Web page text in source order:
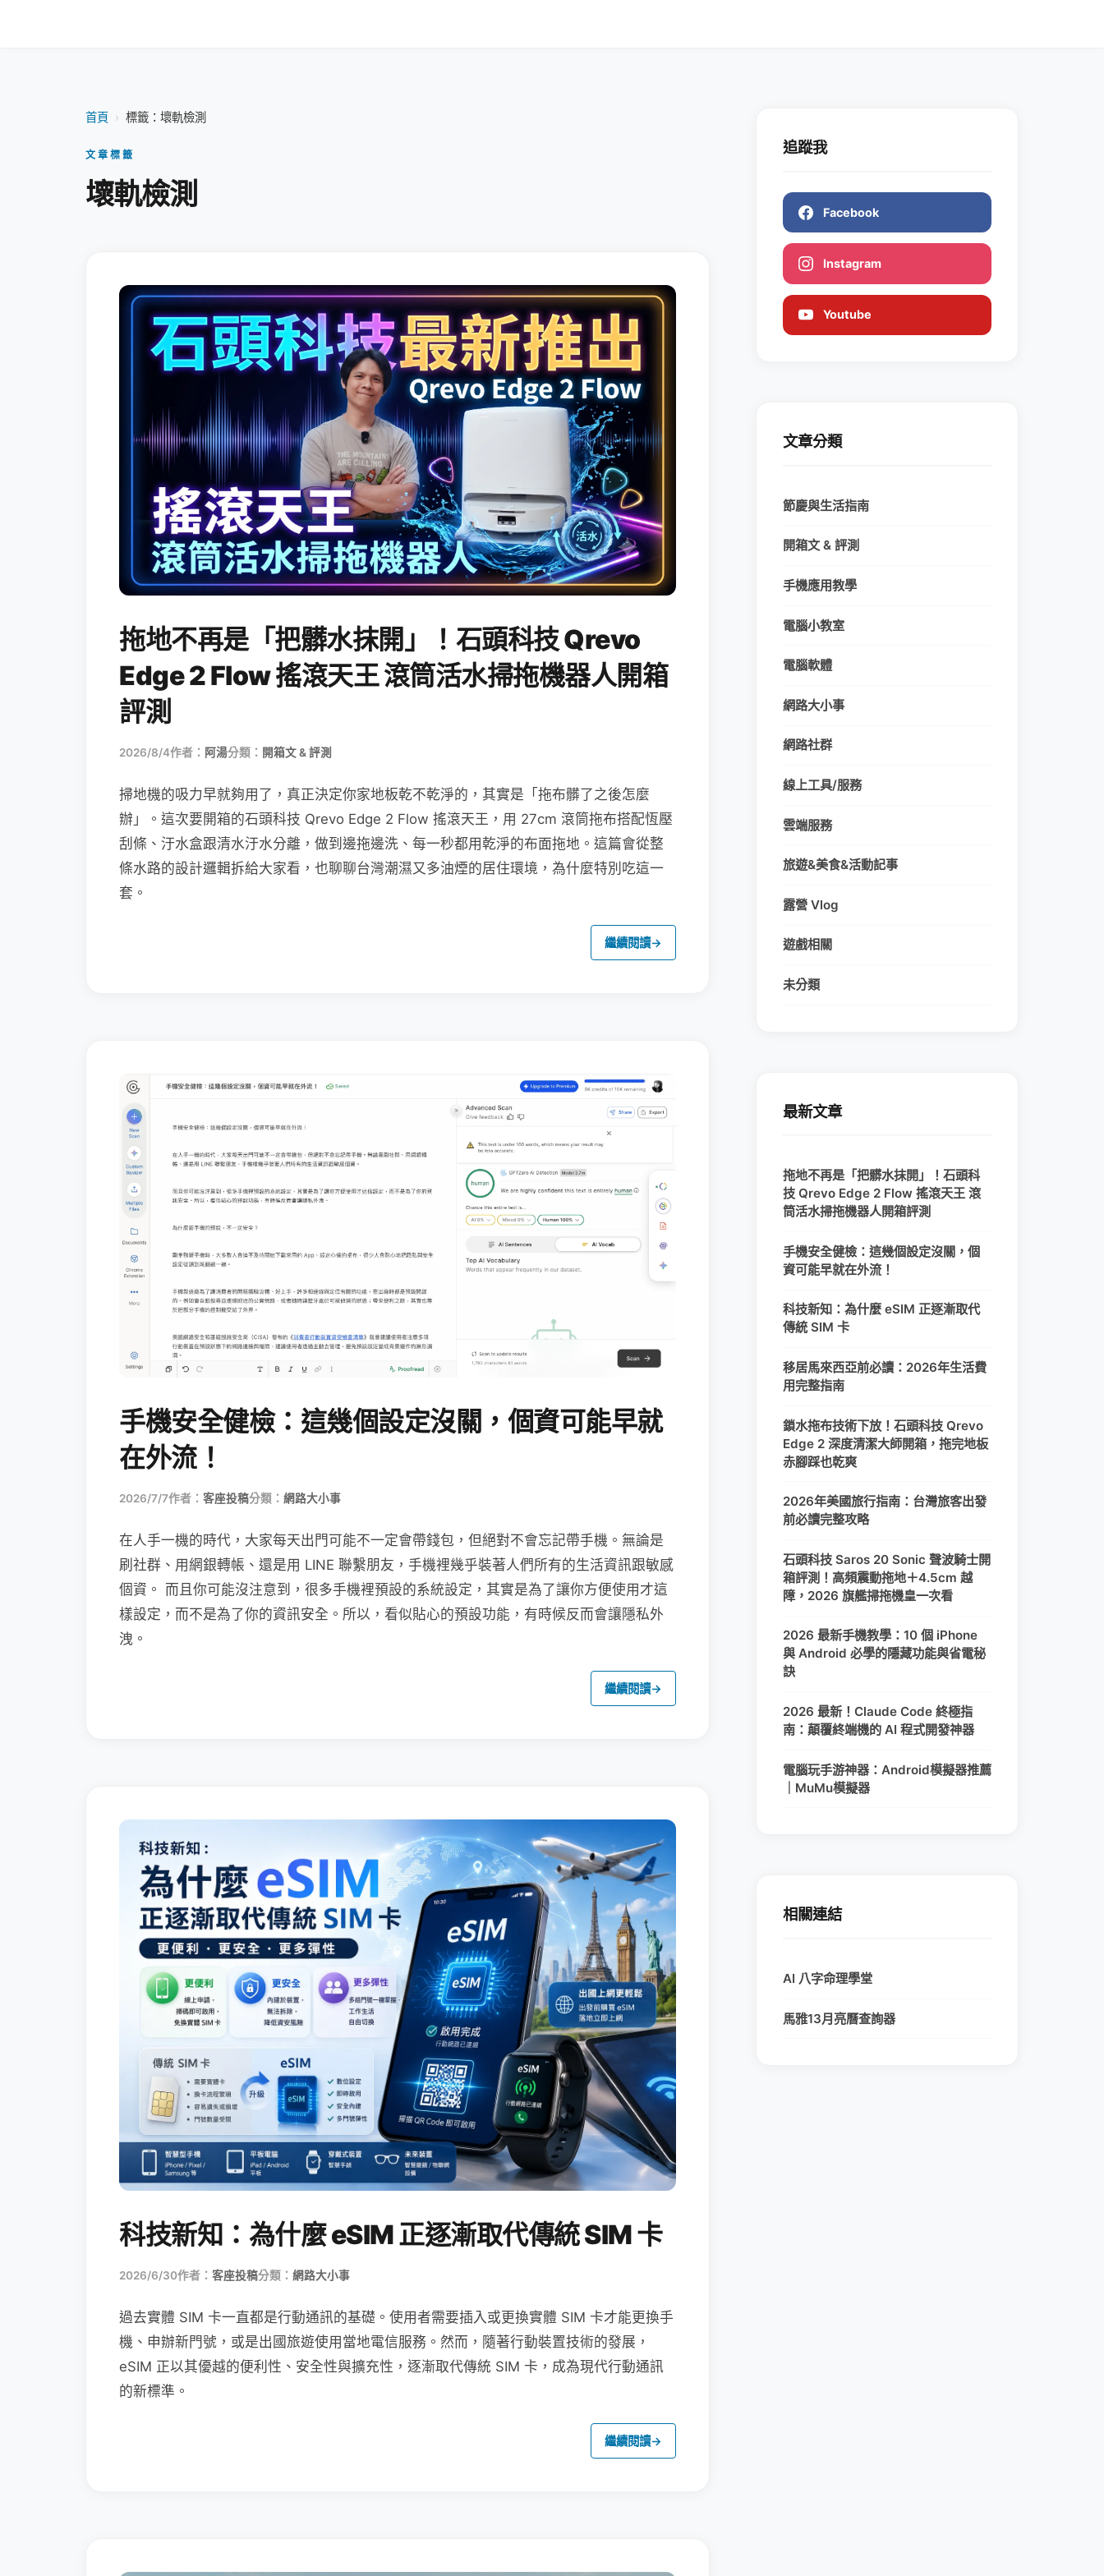
首頁 › 標籤：壞軌檢測
文章標籤
壞軌檢測
拖地不再是「把髒水抹開」！石頭科技 Qrevo
Edge 2 Flow 搖滾天王 滾筒活水掃拖機器人開箱
評測
2026/8/4作者： 阿湯分類： 開箱文 & 評測
掃地機的吸力早就夠用了，真正決定你家地板乾不乾淨的，其實是「拖布髒了之後怎麼
辦」。這次要開箱的石頭科技 Qrevo Edge 2 Flow 搖滾天王，用 27cm 滾筒拖布搭配恆壓
刮條、汙水盒跟清水汙水分離，做到邊拖邊洗、每一秒都用乾淨的布面拖地。這篇會從整
條水路的設計邏輯拆給大家看，也聊聊台灣潮濕又多油煙的居住環境，為什麼特別吃這一
套。
繼續閱讀→
手機安全健檢：這幾個設定沒關，個資可能早就
在外流！
2026/7/7作者： 客座投稿分類： 網路大小事
在人手一機的時代，大家每天出門可能不一定會帶錢包，但絕對不會忘記帶手機。無論是
刷社群、用網銀轉帳、還是用 LINE 聯繫朋友，手機裡幾乎裝著人們所有的生活資訊跟敏感
個資。 而且你可能沒注意到，很多手機裡預設的系統設定，其實是為了讓你方便使用才這
樣設定，而不是為了你的資訊安全。所以，看似貼心的預設功能，有時候反而會讓隱私外
洩。
繼續閱讀→
科技新知：為什麼 eSIM 正逐漸取代傳統 SIM 卡
2026/6/30作者： 客座投稿分類： 網路大小事
過去實體 SIM 卡一直都是行動通訊的基礎。使用者需要插入或更換實體 SIM 卡才能更換手
機、申辦新門號，或是出國旅遊使用當地電信服務。然而，隨著行動裝置技術的發展，
eSIM 正以其優越的便利性、安全性與擴充性，逐漸取代傳統 SIM 卡，成為現代行動通訊
的新標準。
繼續閱讀→
追蹤我
Facebook
Instagram
Youtube
文章分類
節慶與生活指南
開箱文 & 評測
手機應用教學
電腦小教室
電腦軟體
網路大小事
網路社群
線上工具/服務
雲端服務
旅遊&美食&活動記事
露營 Vlog
遊戲相關
未分類
最新文章
拖地不再是「把髒水抹開」！石頭科
技 Qrevo Edge 2 Flow 搖滾天王 滾
筒活水掃拖機器人開箱評測
手機安全健檢：這幾個設定沒關，個
資可能早就在外流！
科技新知：為什麼 eSIM 正逐漸取代
傳統 SIM 卡
移居馬來西亞前必讀：2026年生活費
用完整指南
鎖水拖布技術下放！石頭科技 Qrevo
Edge 2 深度清潔大師開箱，拖完地板
赤腳踩也乾爽
2026年美國旅行指南：台灣旅客出發
前必讀完整攻略
石頭科技 Saros 20 Sonic 聲波騎士開
箱評測！高頻震動拖地＋4.5cm 越
障，2026 旗艦掃拖機皇一次看
2026 最新手機教學：10 個 iPhone
與 Android 必學的隱藏功能與省電秘
訣
2026 最新！Claude Code 終極指
南：顛覆終端機的 AI 程式開發神器
電腦玩手游神器：Android模擬器推薦
｜MuMu模擬器
相關連結
AI 八字命理學堂
馬雅13月亮曆查詢器